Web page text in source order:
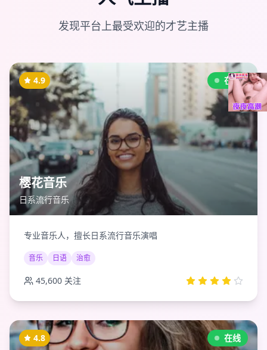
发现平台上最受欢迎的才艺主播
在线
4.9
樱花音乐
日系流行音乐
专业音乐人，擅长日系流行音乐演唱
音乐 日语 治愈
45,600 关注
在线
4.8